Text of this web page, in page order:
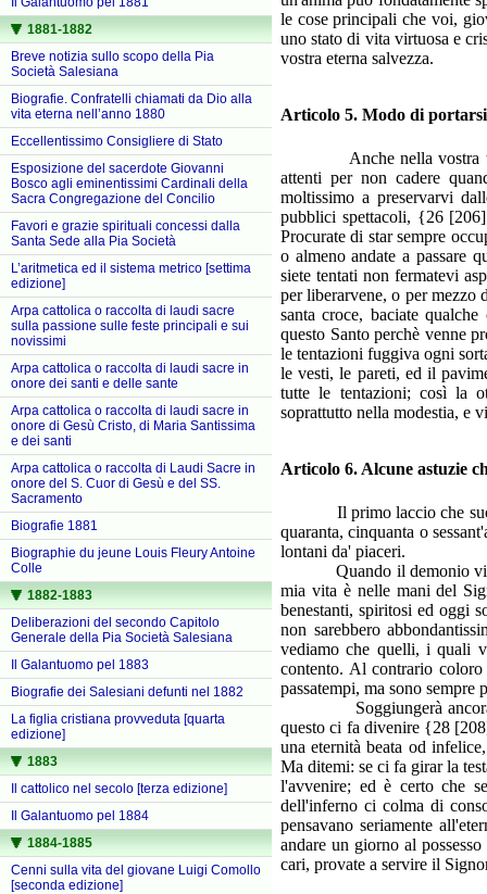
1881-1882
Breve notizia sullo scopo della Pia
Società Salesiana
Biografie. Confratelli chiamati da Dio alla
vita eterna nell’anno 1880
Eccellentissimo Consigliere di Stato
Esposizione del sacerdote Giovanni
Bosco agli eminentissimi Cardinali della
Sacra Congregazione del Concilio
Favori e grazie spirituali concessi dalla
Santa Sede alla Pia Società
L’aritmetica ed il sistema metrico [settima
edizione]
Arpa cattolica o raccolta di laudi sacre
sulla passione sulle feste principali e sui
novissimi
Arpa cattolica o raccolta di laudi sacre in
onore dei santi e delle sante
Arpa cattolica o raccolta di laudi sacre in
onore di Gesù Cristo, di Maria Santissima
e dei santi
Arpa cattolica o raccolta di Laudi Sacre in
onore del S. Cuor di Gesù e del SS.
Sacramento
Biografie 1881
Biographie du jeune Louis Fleury Antoine
Colle
1882-1883
Deliberazioni del secondo Capitolo
Generale della Pia Società Salesiana
Il Galantuomo pel 1883
Biografie dei Salesiani defunti nel 1882
La figlia cristiana provveduta [quarta
edizione]
1883
Il cattolico nel secolo [terza edizione]
Il Galantuomo pel 1884
1884-1885
Cenni sulla vita del giovane Luigi Comollo
[seconda edizione]
le cose principali che voi,
uno stato di vita virtuosa e
vostra eterna salvezza.
Articolo 5. Modo di
Anche nella vostra
attenti per non cadere
moltissimo a preservarvi
pubblici spettacoli, {26
Procurate di star sempre
o almeno andate a passare
siete tentati non fermatevi
per liberarvene, o per mezzo
santa croce, baciate
questo Santo perchè venne
le tentazioni fuggiva ogni
le vesti, le pareti, ed il
tutte le tentazioni; così la
soprattutto nella modestia, e
Articolo 6. Alcune astuzie
Il primo laccio che suole il
quaranta, cinquanta o
lontani da' piaceri.
Quando il demonio vi
mia vita è nelle mani del
benestanti, spiritosi ed oggi
non sarebbero
vediamo che quelli, i quali
contento. Al contrario
passatempi, ma sono
Soggiungerà ancora
questo ci fa divenire {28
una eternità beata od
Ma ditemi: se ci fa girar la
l'avvenire; ed è certo che
dell'inferno ci colma di
pensavano seriamente
andare un giorno al
cari, provate a servire il